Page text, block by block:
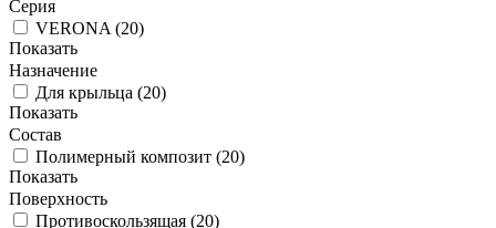
Серия
VERONA (20)
Показать
Назначение
Для крыльца (20)
Показать
Состав
Полимерный композит (20)
Показать
Поверхность
Противоскользящая (20)